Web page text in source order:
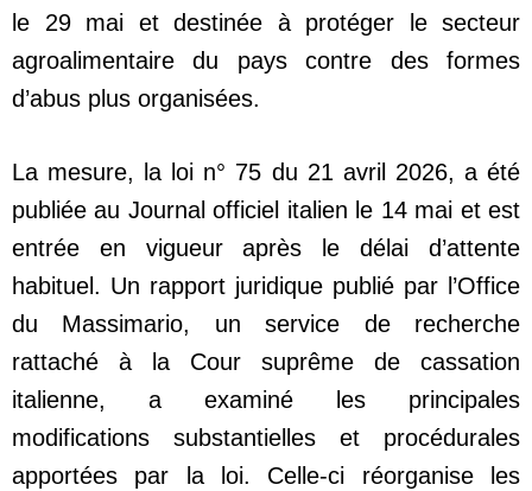
le 29 mai et destinée à protéger le secteur
agroalimentaire du pays contre des formes
d’abus plus organisées.
La mesure, la loi n° 75 du 21 avril 2026, a été
publiée au Journal officiel italien le 14 mai et est
entrée en vigueur après le délai d’attente
habituel. Un rapport juridique publié par l’Office
du Massimario, un service de recherche
rattaché à la Cour suprême de cassation
italienne, a examiné les principales
modifications substantielles et procédurales
apportées par la loi. Celle-ci réorganise les